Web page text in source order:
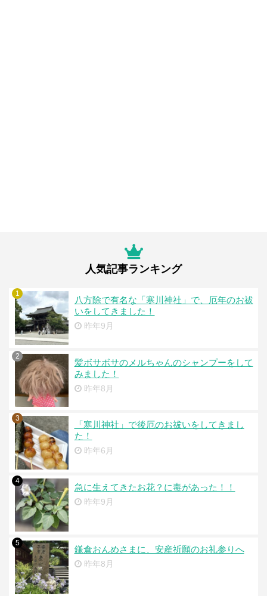
人気記事ランキング
1
八方除で有名な「寒川神社」で、厄年のお祓
いをしてきました！
昨年9月
2
髪ボサボサのメルちゃんのシャンプーをして
みました！
昨年8月
3
「寒川神社」で後厄のお祓いをしてきまし
た！
昨年6月
4
急に生えてきたお花？に毒があった！！
昨年9月
5
鎌倉おんめさまに、安産祈願のお礼参りへ
昨年8月